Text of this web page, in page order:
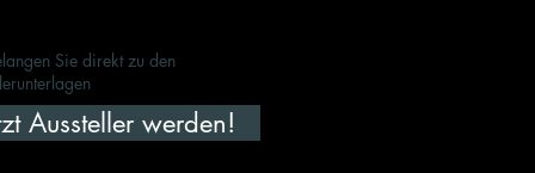
Sie direkt zu den
Aussteller werden!